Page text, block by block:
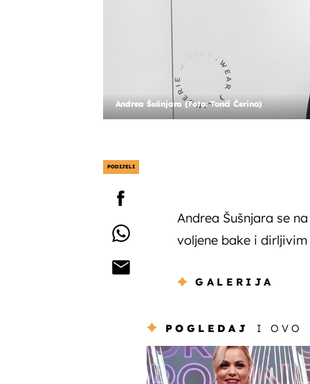
Andrea Šušnjara (Foto: Tonći Čerina)
PODIJELI
Andrea Šušnjara se
voljene bake i
GALERIJA
POGLEDAJ I OVO